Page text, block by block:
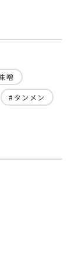
噌
#タンメン